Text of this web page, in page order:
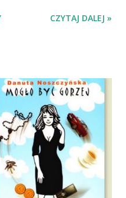
zapoznawczą, a kilka
i TUTAJ . Gdy już
z psem, a Amber - z
na wspólny jesienny
się stało psica miała
że wyjazd odwołaliśmy,
oswajać z nami i
chorobą psa. Udało
CZYTAJ DALEJ »